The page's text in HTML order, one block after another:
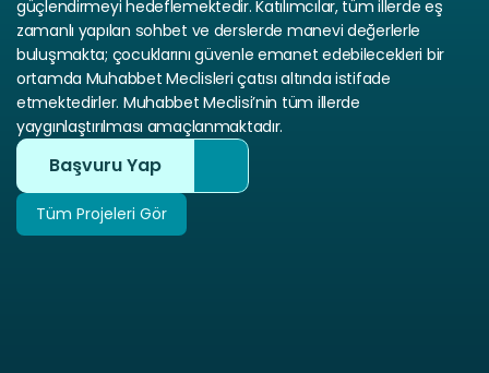
güçlendirmeyi hedeflemektedir. Katılımcılar, tüm illerde eş
zamanlı yapılan sohbet ve derslerde manevi değerlerle
buluşmakta; çocuklarını güvenle emanet edebilecekleri bir
ortamda Muhabbet Meclisleri çatısı altında istifade
etmektedirler. Muhabbet Meclisi’nin tüm illerde
yaygınlaştırılması amaçlanmaktadır.
Başvuru Yap
Tüm Projeleri Gör